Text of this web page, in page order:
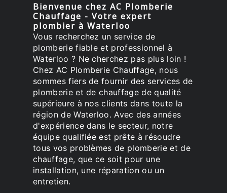
Bienvenue chez AC Plomberie
Chauffage - Votre expert
plombier à Waterloo
Vous recherchez un service de
plomberie fiable et professionnel à
Waterloo ? Ne cherchez pas plus loin !
Chez AC Plomberie Chauffage, nous
sommes fiers de fournir des services de
plomberie et de chauffage de qualité
supérieure à nos clients dans toute la
région de Waterloo. Avec des années
d'expérience dans le secteur, notre
équipe qualifiée est prête à résoudre
tous vos problèmes de plomberie et de
chauffage, que ce soit pour une
installation, une réparation ou un
entretien.